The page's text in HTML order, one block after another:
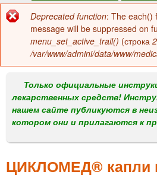
а
в
о
м
е
н
Сообщение
об
ошибке
Deprecated function: The each()
message will be suppressed on
menu_set_active_trail() (строка
/var/www/admini/data/www/
Только официальные
лекарственных средств!
нашем сайте публикуются в
котором они и прилагаются к
ЦИКЛОМЕД® капли